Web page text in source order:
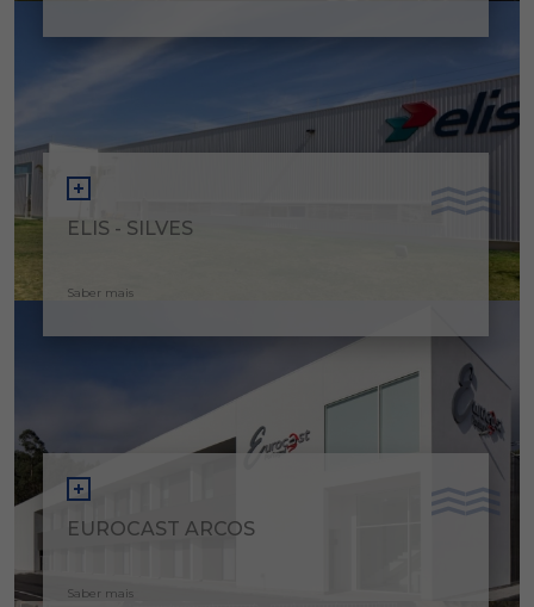
ELIS - SILVES
Saber mais
EUROCAST ARCOS
Saber mais